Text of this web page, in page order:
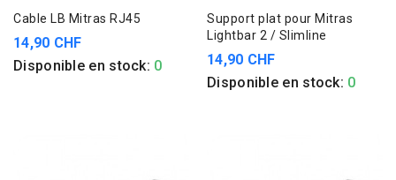
Cable LB Mitras RJ45
14,90 CHF
Disponible en stock: 0
Support plat pour Mitras
Lightbar 2 / Slimline
14,90 CHF
Disponible en stock: 0